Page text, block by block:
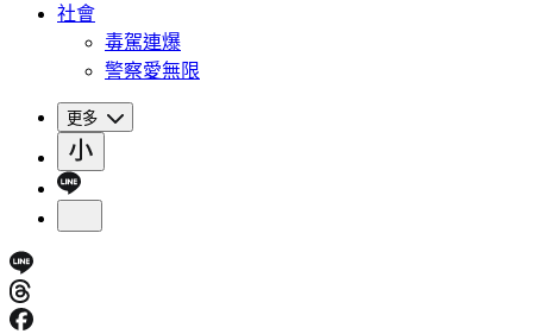
社會
毒駕連爆
警察愛無限
更多